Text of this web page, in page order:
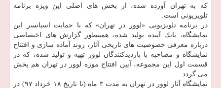
كه به تهران آورده شده، از بخش های اصلی این ویژه برنامه
تلویزیونی است.
در برنامه تلویزیونی «لوور در تهران» كه با حمایت اسپانسر این
نمایشگاه، بانك آینده تولید شده، همینطور گزارش های اختصاصی
درباره معرفی خصوصیت های تاریخی آثار، روند آماده سازی و افتتاح
نمایشگاه و مصاحبه با بازدیدكنندگان لوور تهیه و تولید شده، كه در
قسمت اول این مجموعه، آیین افتتاح موزه لوور در تهران هم پخش
می گردد.
نمایشگاه آثار لوور در تهران به مدت ۳ ماه (تا تاریخ ۱۸ خرداد ۹۷) در